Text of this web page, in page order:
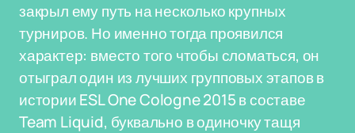
закрыл ему путь на несколько крупных
турниров. Но именно тогда проявился
характер: вместо того чтобы сломаться, он
отыграл один из лучших групповых этапов в
истории ESL One Cologne 2015 в составе
Team Liquid, буквально в одиночку тащя